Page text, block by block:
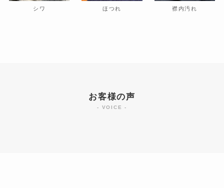
シワ ほつれ 襟内汚れ
お客様の声
- VOICE -